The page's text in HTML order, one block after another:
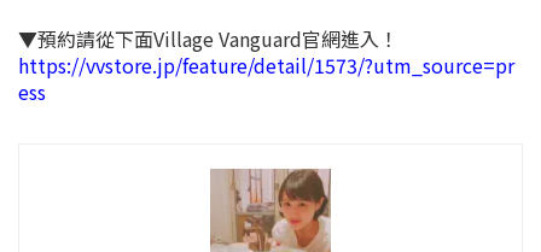
▼預約請從下面Village Vanguard官網進入！
https://vvstore.jp/feature/detail/1573/?utm_source=pr
ess